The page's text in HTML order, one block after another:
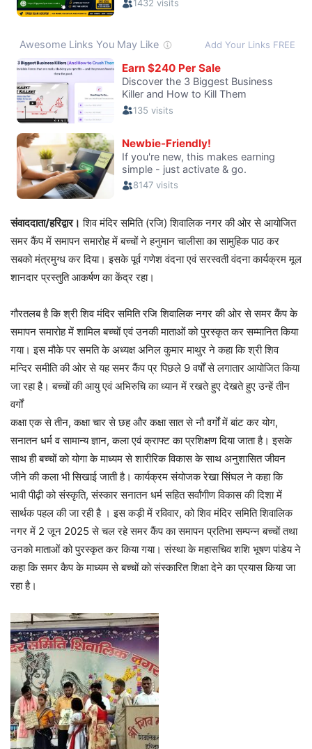
संवाददाता/हरिद्वार। शिव मंदिर समिति (रजि) शिवालिक नगर की ओर से आयोजित
समर कैंप में समापन समारोह में बच्चों ने हनुमान चालीसा का सामुहिक पाठ कर
सबको मंत्रमुग्ध कर दिया। इसके पूर्व गणेश वंदना एवं सरस्वती वंदना कार्यक्रम मूल
शानदार प्रस्तुति आकर्षण का केंद्र रहा।
गौरतलब है कि श्री शिव मंदिर समिति रजि शिवालिक नगर की ओर से समर कैंप के
समापन समारोह में शामिल बच्चों एवं उनकी माताओं को पुरस्कृत कर सम्मानित किया
गया। इस मौके पर समति के अध्यक्ष अनिल कुमार माथुर ने कहा कि श्री शिव
मन्दिर समीति की ओर से यह समर कैंप प्र पिछले 9 वर्षों से लगातार आयोजित किया
जा रहा है। बच्चों की आयु एवं अभिरुचि का ध्यान में रखते हुए देखते हुए उन्हें तीन
वर्गों
कक्षा एक से तीन, कक्षा चार से छह और कक्षा सात से नौ वर्गों में बांट कर योग,
सनातन धर्म व सामान्य ज्ञान, कला एवं क्राफ्ट का प्रशिक्षण दिया जाता है। इसके
साथ ही बच्चों को योगा के माध्यम से शारीरिक विकास के साथ अनुशासित जीवन
जीने की कला भी सिखाई जाती है। कार्यक्रम संयोजक रेखा सिंघल ने कहा कि
भावी पीढ़ी को संस्कृति, संस्कार सनातन धर्म सहित सर्वांगीण विकास की दिशा में
सार्थक पहल की जा रही है । इस कड़ी में रविवार, को शिव मंदिर समिति शिवालिक
नगर में 2 जून 2025 से चल रहे समर कैंप का समापन प्रतिभा सम्पन्न बच्चों तथा
उनको माताओं को पुरस्कृत कर किया गया। संस्था के महासचिव शशि भूषण पांडेय ने
कहा कि समर कैप के माध्यम से बच्चों को संस्कारित शिक्षा देने का प्रयास किया जा
रहा है।